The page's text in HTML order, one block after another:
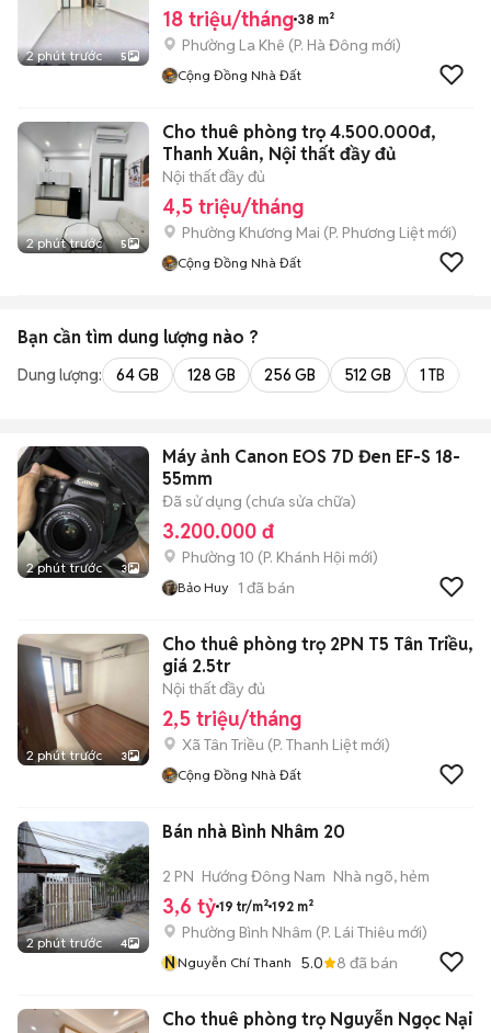
2 phút trước 5
18 triệu/tháng 38 m²
Phường La Khê (P. Hà Đông mới)
Cộng Đồng Nhà Đất
2 phút trước 5
Cho thuê phòng trọ 4.500.000đ,
Thanh Xuân, Nội thất đầy đủ
Nội thất đầy đủ
4,5 triệu/tháng
Phường Khương Mai (P. Phương Liệt mới)
Cộng Đồng Nhà Đất
Bạn cần tìm dung lượng nào ?
Dung lượng: 64 GB 128 GB 256 GB 512 GB 1 TB
2 phút trước 3
Máy ảnh Canon EOS 7D Đen EF-S 18-
55mm
Đã sử dụng (chưa sửa chữa)
3.200.000 đ
Phường 10 (P. Khánh Hội mới)
Bảo Huy 1 đã bán
2 phút trước 3
Cho thuê phòng trọ 2PN T5 Tân Triều,
giá 2.5tr
Nội thất đầy đủ
2,5 triệu/tháng
Xã Tân Triều (P. Thanh Liệt mới)
Cộng Đồng Nhà Đất
2 phút trước 4
Bán nhà Bình Nhâm 20
2 PN Hướng Đông Nam Nhà ngõ, hẻm
3,6 tỷ 19 tr/m² 192 m²
Phường Bình Nhâm (P. Lái Thiêu mới)
NNguyễn Chí Thanh 5.0 8 đã bán
Cho thuê phòng trọ Nguyễn Ngọc Nại